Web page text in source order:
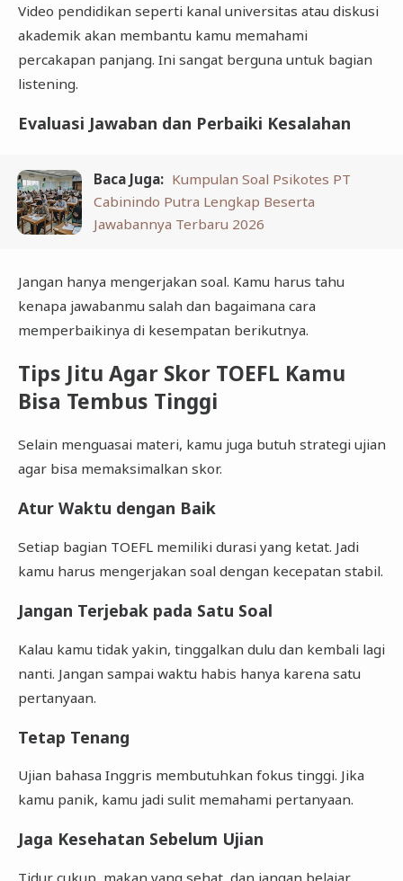
Video pendidikan seperti kanal universitas atau diskusi
akademik akan membantu kamu memahami
percakapan panjang. Ini sangat berguna untuk bagian
listening.
Evaluasi Jawaban dan Perbaiki Kesalahan
Baca Juga: Kumpulan Soal Psikotes PT
Cabinindo Putra Lengkap Beserta
Jawabannya Terbaru 2026
Jangan hanya mengerjakan soal. Kamu harus tahu
kenapa jawabanmu salah dan bagaimana cara
memperbaikinya di kesempatan berikutnya.
Tips Jitu Agar Skor TOEFL Kamu
Bisa Tembus Tinggi
Selain menguasai materi, kamu juga butuh strategi ujian
agar bisa memaksimalkan skor.
Atur Waktu dengan Baik
Setiap bagian TOEFL memiliki durasi yang ketat. Jadi
kamu harus mengerjakan soal dengan kecepatan stabil.
Jangan Terjebak pada Satu Soal
Kalau kamu tidak yakin, tinggalkan dulu dan kembali lagi
nanti. Jangan sampai waktu habis hanya karena satu
pertanyaan.
Tetap Tenang
Ujian bahasa Inggris membutuhkan fokus tinggi. Jika
kamu panik, kamu jadi sulit memahami pertanyaan.
Jaga Kesehatan Sebelum Ujian